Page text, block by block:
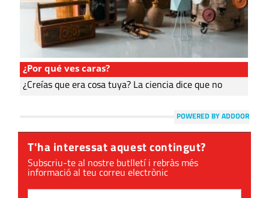
¿Por qué ves caras?
¿Creías que era cosa tuya? La ciencia dice que no
POWERED BY ADDOOR
T'ha interessat aquest contingut?
Subscriu-te al nostre butlletí i rebràs més
informació al teu correu electrònic